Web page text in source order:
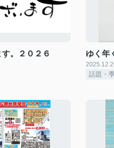
。２０２６ ゆく年
話題・